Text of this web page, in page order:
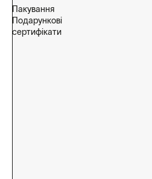
Пакування
Подарункові
сертифікати